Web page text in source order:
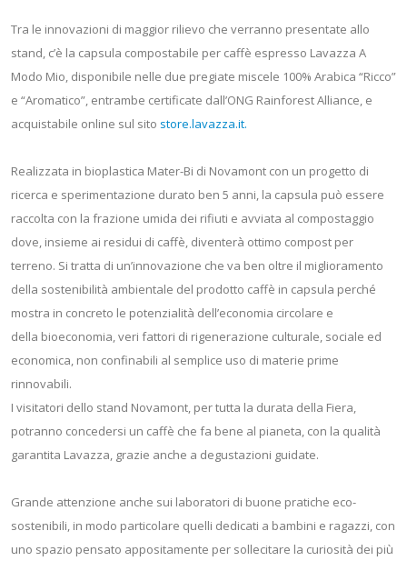
Tra le innovazioni di maggior rilievo che verranno presentate allo
stand, c’è la capsula compostabile per caffè espresso Lavazza A
Modo Mio, disponibile nelle due pregiate miscele 100% Arabica “Ricco”
e “Aromatico”, entrambe certificate dall’ONG Rainforest Alliance, e
acquistabile online sul sito store.lavazza.it.
Realizzata in bioplastica Mater-Bi di Novamont con un progetto di
ricerca e sperimentazione durato ben 5 anni, la capsula può essere
raccolta con la frazione umida dei rifiuti e avviata al compostaggio
dove, insieme ai residui di caffè, diventerà ottimo compost per
terreno. Si tratta di un’innovazione che va ben oltre il miglioramento
della sostenibilità ambientale del prodotto caffè in capsula perché
mostra in concreto le potenzialità dell’economia circolare e
della bioeconomia, veri fattori di rigenerazione culturale, sociale ed
economica, non confinabili al semplice uso di materie prime
rinnovabili.
I visitatori dello stand Novamont, per tutta la durata della Fiera,
potranno concedersi un caffè che fa bene al pianeta, con la qualità
garantita Lavazza, grazie anche a degustazioni guidate.
Grande attenzione anche sui laboratori di buone pratiche eco-
sostenibili, in modo particolare quelli dedicati a bambini e ragazzi, con
uno spazio pensato appositamente per sollecitare la curiosità dei più